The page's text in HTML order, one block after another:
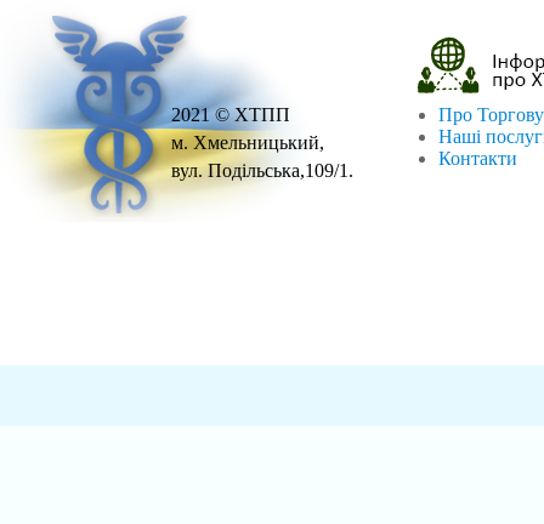
2021 © ХТПП
м. Хмельницький,
вул. Подільська,109/1.
Про
Наші
Контакти